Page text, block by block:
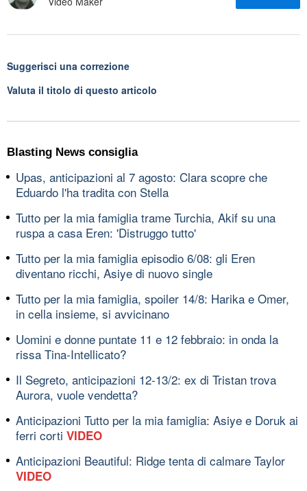
Suggerisci una correzione
Valuta il titolo di questo articolo
Blasting News consiglia
Upas, anticipazioni al 7 agosto: Clara scopre che
Eduardo l'ha tradita con Stella
Tutto per la mia famiglia trame Turchia, Akif su una
ruspa a casa Eren: 'Distruggo tutto'
Tutto per la mia famiglia episodio 6/08: gli Eren
diventano ricchi, Asiye di nuovo single
Tutto per la mia famiglia, spoiler 14/8: Harika e Omer,
in cella insieme, si avvicinano
Uomini e donne puntate 11 e 12 febbraio: in onda la
rissa Tina-Intellicato?
Il Segreto, anticipazioni 12-13/2: ex di Tristan trova
Aurora, vuole vendetta?
Anticipazioni Tutto per la mia famiglia: Asiye e Doruk ai
ferri corti VIDEO
Anticipazioni Beautiful: Ridge tenta di calmare Taylor
VIDEO